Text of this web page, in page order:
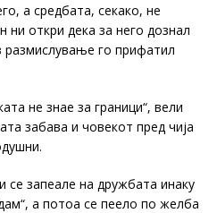
а средбата, секако, не
ни откри дека за него дознал
го прифатил
не знае за граници“, вели
забава и човекот пред чија
се запеале на дружбата инаку
а потоа се пеело по желба